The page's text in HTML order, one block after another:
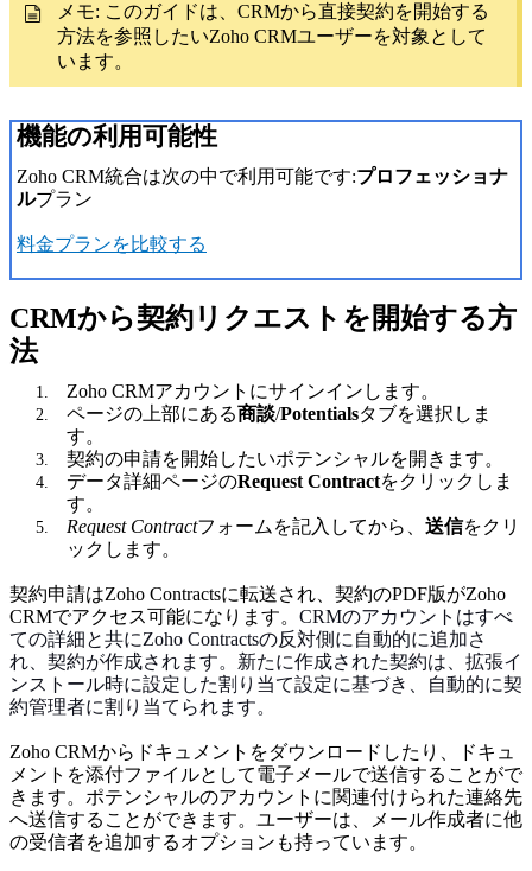
メモ: このガイドは、CRMから直接契約を開始する
方法を参照したいZoho CRMユーザーを対象として
います。
機能の利用可能性
Zoho CRM統合は次の中で利用可能です:プロフェッショナ
ルプラン
料金プランを比較する
CRMから契約リクエストを開始する方
法
Zoho CRMアカウントにサインインします。
ページの上部にある商談/Potentialsタブを選択しま
す。
契約の申請を開始したいポテンシャルを開きます。
データ詳細ページのRequest Contractをクリックしま
す。
Request Contractフォームを記入してから、 送信をクリ
ックします。
契約申請はZoho Contractsに転送され、契約のPDF版がZoho
CRMでアクセス可能になります。 CRMのアカウントはすべ
ての詳細と共にZoho Contractsの反対側に自動的に追加さ
れ、契約が作成されます。新たに作成された契約は、拡張イ
ンストール時に設定した割り当て設定に基づき、自動的に契
約管理者に割り当てられます。
Zoho CRMからドキュメントをダウンロードしたり、ドキュ
メントを添付ファイルとして電子メールで送信することがで
きます。ポテンシャルのアカウントに関連付けられた連絡先
へ送信することができます。ユーザーは、メール作成者に他
の受信者を追加するオプションも持っています。